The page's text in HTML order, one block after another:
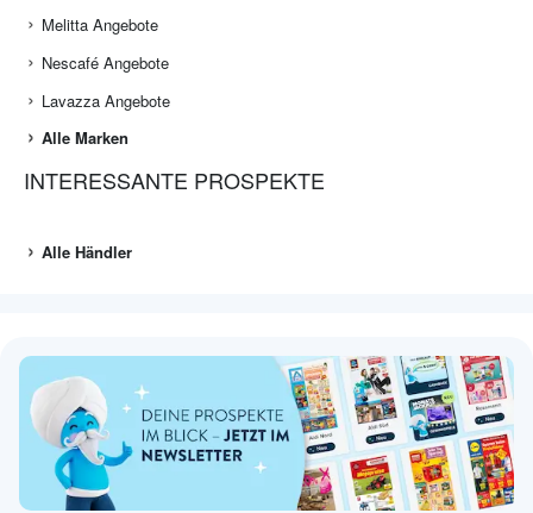
Melitta Angebote
Nescafé Angebote
Lavazza Angebote
Alle Marken
INTERESSANTE PROSPEKTE
Alle Händler